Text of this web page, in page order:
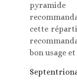
cette
bon usage